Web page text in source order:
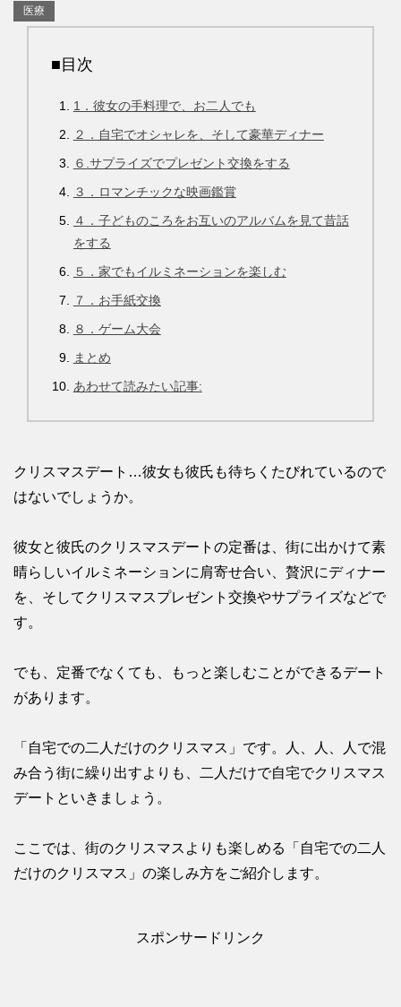
医療
■目次
1．彼女の手料理で、お二人でも
２．自宅でオシャレを、そして豪華ディナー
６.サプライズでプレゼント交換をする
３．ロマンチックな映画鑑賞
４．子どものころをお互いのアルバムを見て昔話
をする
５．家でもイルミネーションを楽しむ
７．お手紙交換
８．ゲーム大会
まとめ
あわせて読みたい記事:
クリスマスデート…彼女も彼氏も待ちくたびれているので
はないでしょうか。
彼女と彼氏のクリスマスデートの定番は、街に出かけて素
晴らしいイルミネーションに肩寄せ合い、贅沢にディナー
を、そしてクリスマスプレゼント交換やサプライズなどで
す。
でも、定番でなくても、もっと楽しむことができるデート
があります。
「自宅での二人だけのクリスマス」です。人、人、人で混
み合う街に繰り出すよりも、二人だけで自宅でクリスマス
デートといきましょう。
ここでは、街のクリスマスよりも楽しめる「自宅での二人
だけのクリスマス」の楽しみ方をご紹介します。
スポンサードリンク